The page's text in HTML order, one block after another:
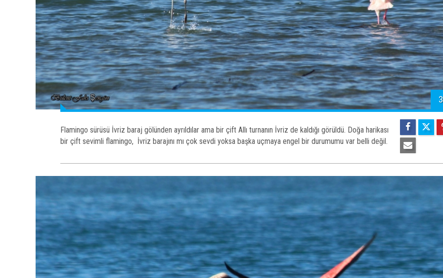
3
Flamingo sürüsü İvriz baraj gölünden ayrıldılar ama bir çift Allı turnanın İvriz de kaldığı görüldü. Doğa harikası
bir çift sevimli flamingo, İvriz barajını mı çok sevdi yoksa başka uçmaya engel bir durumumu var belli değil.